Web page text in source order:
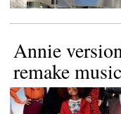
Annie
remake